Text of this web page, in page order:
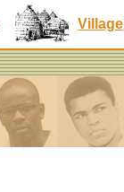
Village